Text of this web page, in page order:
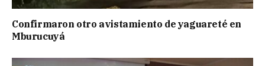
Confirmaron otro avistamiento de yaguareté en
Mburucuyá